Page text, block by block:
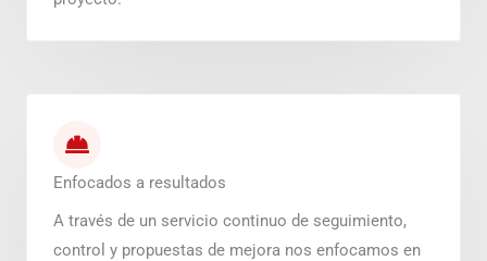
Enfocados a resultados
A través de un servicio continuo de seguimiento,
control y propuestas de mejora nos enfocamos en